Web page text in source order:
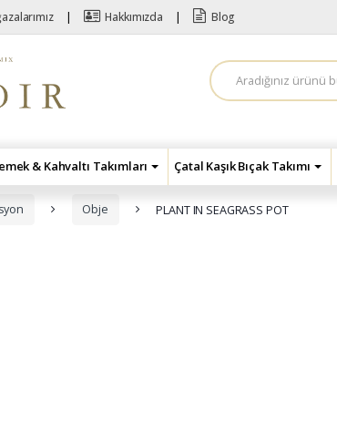
Hakkımızda Blog
A
r
a
& Kahvaltı Takımları Çatal Kaşık Bıçak Takımı
Obje PLANT IN SEAGRASS POT